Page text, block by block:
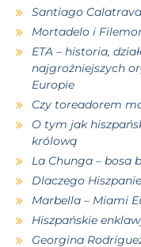
Santiago
Mortadelo i
ETA – historia,
najgroźniejszych
Europie
Czy toreadorem
O tym jak
królową
La Chunga – bosa
Dlaczego
Marbella – Miami
Hiszpańskie
Georgina